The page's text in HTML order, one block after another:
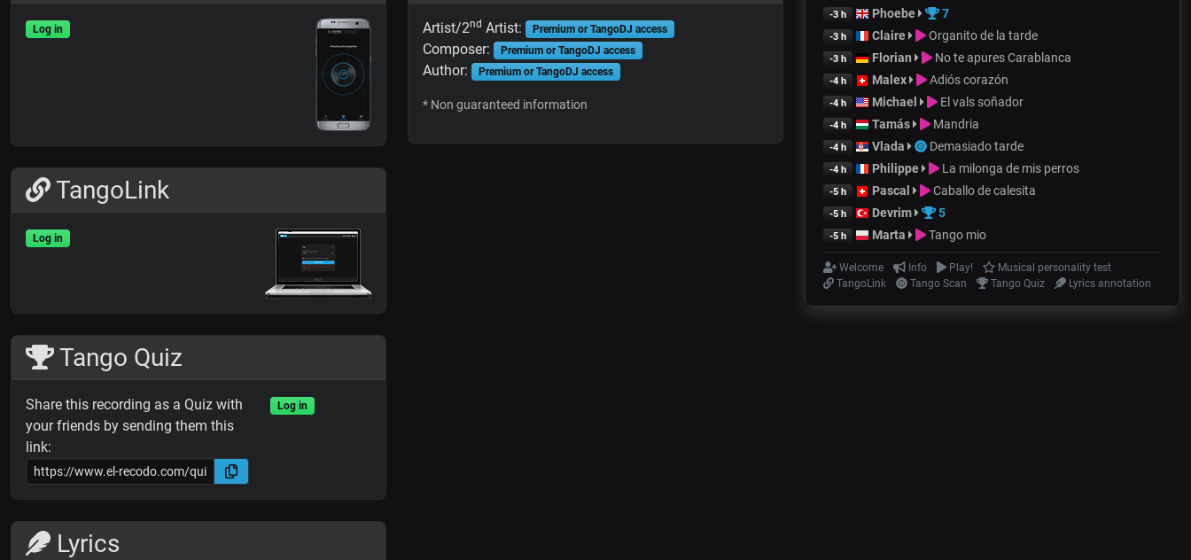
Log in
TangoLink
Log in
Tango Quiz
Share this recording as a Quiz with
your friends by sending them this
link:
Log in
Lyrics
Artist/2nd Artist: Premium or TangoDJ access
Composer: Premium or TangoDJ access
Author: Premium or TangoDJ access
* Non guaranteed information
-3 h Phoebe 7
-3 h Claire Organito de la tarde
-3 h Florian No te apures Carablanca
-4 h Malex Adiós corazón
-4 h Michael El vals soñador
-4 h Tamás Mandria
-4 h Vlada Demasiado tarde
-4 h Philippe La milonga de mis perros
-5 h Pascal Caballo de calesita
-5 h Devrim 5
-5 h Marta Tango mio
Welcome Info Play!
Musical personality test
TangoLink
Tango Scan Tango Quiz Lyrics annotation